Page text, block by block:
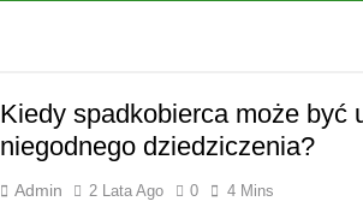
Kiedy spadkobierca może być
niegodnego dziedziczenia?
Admin 2 Lata Ago 0 4 Mins